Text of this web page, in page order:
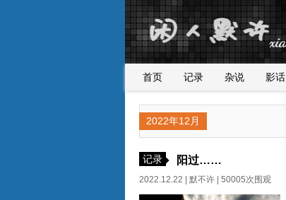
首页 记录 杂说 影话
2022年12月
记录 阳过……
2022.12.22 | 默不许 | 50005次围观